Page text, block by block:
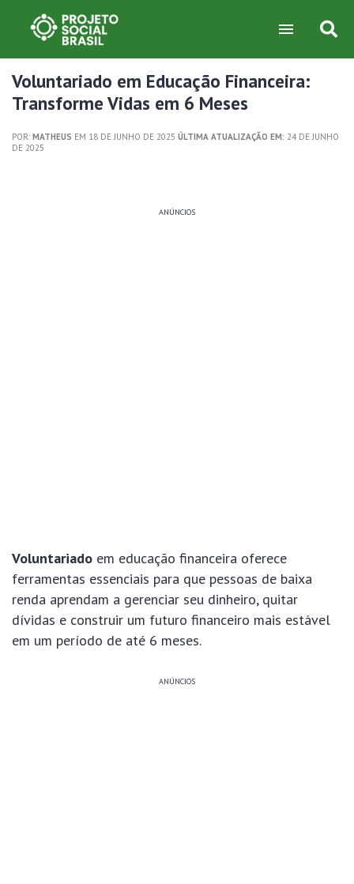
Voluntariado em Educação Financeira:
Transforme Vidas em 6 Meses
POR: MATHEUS EM 18 DE JUNHO DE 2025 ÚLTIMA ATUALIZAÇÃO EM: 24 DE JUNHO
DE 2025
ANÚNCIOS
Voluntariado em educação financeira oferece
ferramentas essenciais para que pessoas de baixa
renda aprendam a gerenciar seu dinheiro, quitar
dívidas e construir um futuro financeiro mais estável
em um período de até 6 meses.
ANÚNCIOS